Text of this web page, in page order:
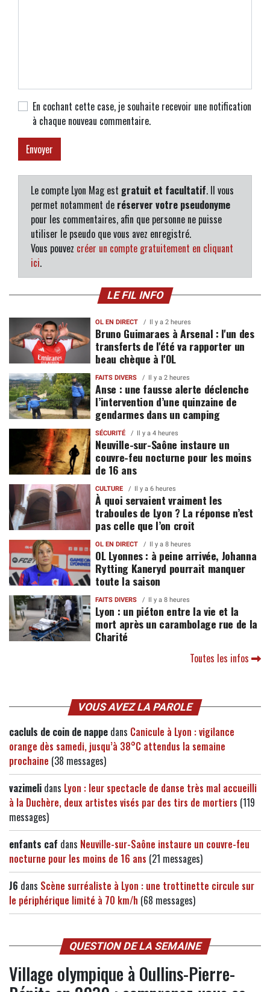
En cochant cette case, je souhaite recevoir une notification
à chaque nouveau commentaire.
Le compte Lyon Mag est gratuit et facultatif. Il vous
permet notamment de réserver votre pseudonyme
pour les commentaires, afin que personne ne puisse
utiliser le pseudo que vous avez enregistré.
Vous pouvez créer un compte gratuitement en cliquant
ici.
LE FIL INFO
OL EN DIRECT Il y a 2 heures
Bruno Guimaraes à Arsenal : l'un des
transferts de l'été va rapporter un
beau chèque à l'OL
FAITS DIVERS Il y a 2 heures
Anse : une fausse alerte déclenche
l’intervention d’une quinzaine de
gendarmes dans un camping
SÉCURITÉ Il y a 4 heures
Neuville-sur-Saône instaure un
couvre-feu nocturne pour les moins
de 16 ans
CULTURE Il y a 6 heures
À quoi servaient vraiment les
traboules de Lyon ? La réponse n’est
pas celle que l’on croit
OL EN DIRECT Il y a 8 heures
OL Lyonnes : à peine arrivée, Johanna
Rytting Kaneryd pourrait manquer
toute la saison
FAITS DIVERS Il y a 8 heures
Lyon : un piéton entre la vie et la
mort après un carambolage rue de la
Charité
Toutes les infos
VOUS AVEZ LA PAROLE
cacluls de coin de nappe dans Canicule à Lyon : vigilance
orange dès samedi, jusqu’à 38°C attendus la semaine
prochaine (38 messages)
vazimeli dans Lyon : leur spectacle de danse très mal accueilli
à la Duchère, deux artistes visés par des tirs de mortiers (119
messages)
enfants caf dans Neuville-sur-Saône instaure un couvre-feu
nocturne pour les moins de 16 ans (21 messages)
J6 dans Scène surréaliste à Lyon : une trottinette circule sur
le périphérique limité à 70 km/h (68 messages)
QUESTION DE LA SEMAINE
Village olympique à Oullins-Pierre-